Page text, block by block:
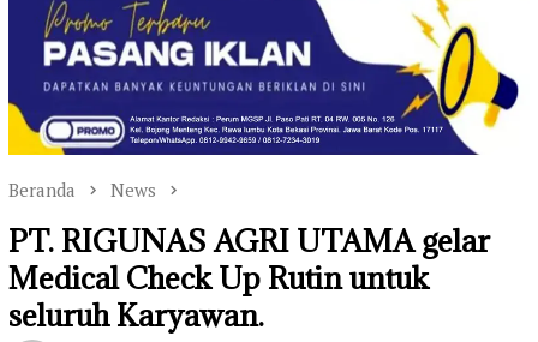
Beranda News
PT. RIGUNAS AGRI UTAMA gelar
Medical Check Up Rutin untuk
seluruh Karyawan.